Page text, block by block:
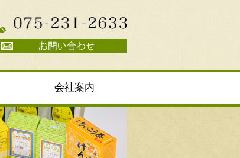
会社案内